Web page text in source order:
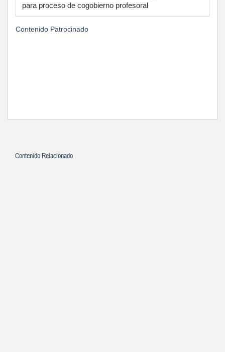
para proceso de cogobierno profesoral
Contenido Patrocinado
Contenido Relacionado